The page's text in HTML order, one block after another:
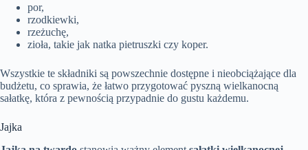
por,
rzodkiewki,
rzeżuchę,
zioła, takie jak natka pietruszki czy koper.
Wszystkie te składniki są powszechnie dostępne i nieobciążające dla
budżetu, co sprawia, że łatwo przygotować pyszną wielkanocną
sałatkę, która z pewnością przypadnie do gustu każdemu.
Jajka